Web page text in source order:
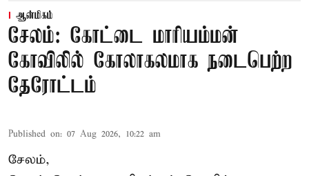
ஆன்மிகம்
சேலம்: கோட்டை மாரியம்மன்
கோவிலில் கோலாகலமாக நடைபெற்ற
தேரோட்டம்
Published on: 07 Aug 2026, 10:22 am
சேலம்,